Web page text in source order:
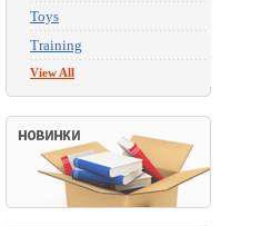
Toys
Training
View All